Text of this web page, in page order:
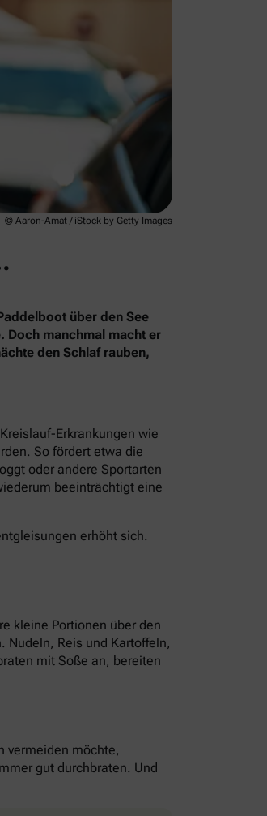
© Aaron-Amat / iStock by Getty Images
über den See
Doch manchmal macht er
den Schlaf rauben,
Erkrankungen wie
So fördert etwa die
oder andere Sportarten
beeinträchtigt eine
erhöht sich.
kleine Portionen über den
Nudeln, Reis und Kartoffeln,
mit Soße an, bereiten
vermeiden möchte,
gut durchbraten. Und